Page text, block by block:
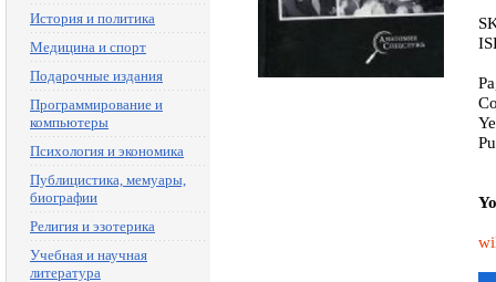
История и политика
Медицина и спорт
Подарочные издания
Программирование и
компьютеры
Психология и экономика
Публицистика, мемуары,
биографии
Религия и эзотерика
Учебная и научная
литература